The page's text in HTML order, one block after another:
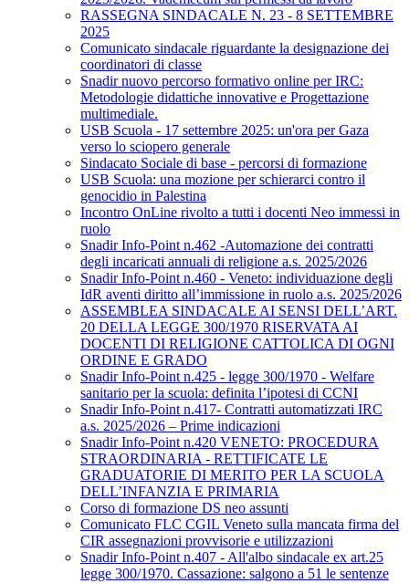
RASSEGNA SINDACALE N. 23 - 8 SETTEMBRE
2025
Comunicato sindacale riguardante la designazione dei
coordinatori di classe
Snadir nuovo percorso formativo online per IRC:
Metodologie didattiche innovative e Progettazione
multimediale.
USB Scuola - 17 settembre 2025: un'ora per Gaza
verso lo sciopero generale
Sindacato Sociale di base - percorsi di formazione
USB Scuola: una mozione per schierarci contro il
genocidio in Palestina
Incontro OnLine rivolto a tutti i docenti Neo immessi in
ruolo
Snadir Info-Point n.462 -Automazione dei contratti
degli incaricati annuali di religione a.s. 2025/2026
Snadir Info-Point n.460 - Veneto: individuazione degli
IdR aventi diritto all’immissione in ruolo a.s. 2025/2026
ASSEMBLEA SINDACALE AI SENSI DELL’ART.
20 DELLA LEGGE 300/1970 RISERVATA AI
DOCENTI DI RELIGIONE CATTOLICA DI OGNI
ORDINE E GRADO
Snadir Info-Point n.425 - legge 300/1970 - Welfare
sanitario per la scuola: definita l’ipotesi di CCNI
Snadir Info-Point n.417- Contratti automatizzati IRC
a.s. 2025/2026 – Prime indicazioni
Snadir Info-Point n.420 VENETO: PROCEDURA
STRAORDINARIA - RETTIFICATE LE
GRADUATORIE DI MERITO PER LA SCUOLA
DELL’INFANZIA E PRIMARIA
Corso di formazione DS neo assunti
Comunicato FLC CGIL Veneto sulla mancata firma del
CIR assegnazioni provvisorie e utilizzazioni
Snadir Info-Point n.407 - All'albo sindacale ex art.25
legge 300/1970. Cassazione: salgono a 51 le sentenze